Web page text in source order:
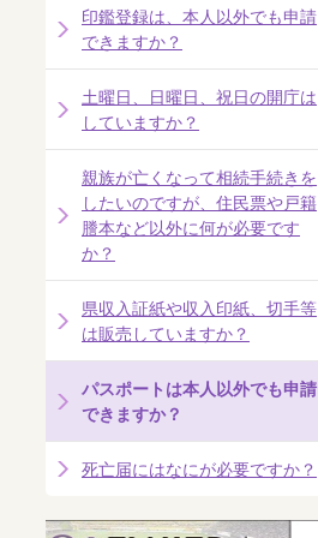
印鑑登録は、本人以外でも申請
できますか？
土曜日、日曜日、祝日の開庁は
していますか？
親族が亡くなって相続手続きを
したいのですが、住民票や戸籍
謄本など以外に何が必要です
か？
県収入証紙や収入印紙、切手等
は販売していますか？
パスポートは本人以外でも申請
できますか？
死亡届にはなにが必要ですか？